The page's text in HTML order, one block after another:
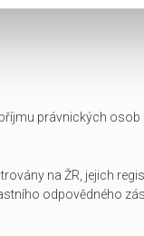
právnických osob
na ŽR, jejich
odpovědného